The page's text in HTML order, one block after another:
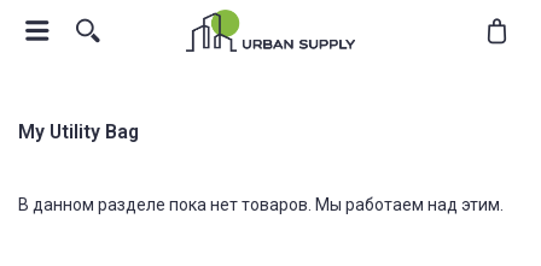
My Utility Bag
В данном разделе пока нет товаров. Мы работаем над этим.